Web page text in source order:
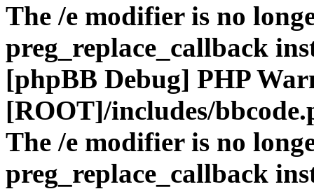
The /e modifier is no
preg_replace_callback
[phpBB Debug] PHP
[ROOT]/includes/
The /e modifier is no
preg_replace_callback